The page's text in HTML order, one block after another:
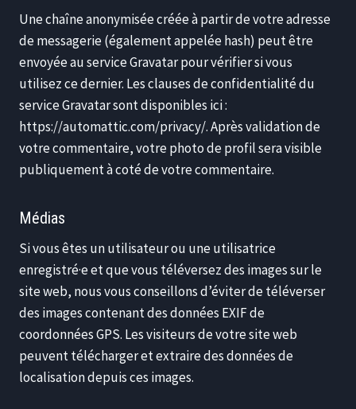
Une chaîne anonymisée créée à partir de votre adresse
de messagerie (également appelée hash) peut être
envoyée au service Gravatar pour vérifier si vous
utilisez ce dernier. Les clauses de confidentialité du
service Gravatar sont disponibles ici :
https://automattic.com/privacy/. Après validation de
votre commentaire, votre photo de profil sera visible
publiquement à coté de votre commentaire.
Médias
Si vous êtes un utilisateur ou une utilisatrice
enregistré·e et que vous téléversez des images sur le
site web, nous vous conseillons d’éviter de téléverser
des images contenant des données EXIF de
coordonnées GPS. Les visiteurs de votre site web
peuvent télécharger et extraire des données de
localisation depuis ces images.